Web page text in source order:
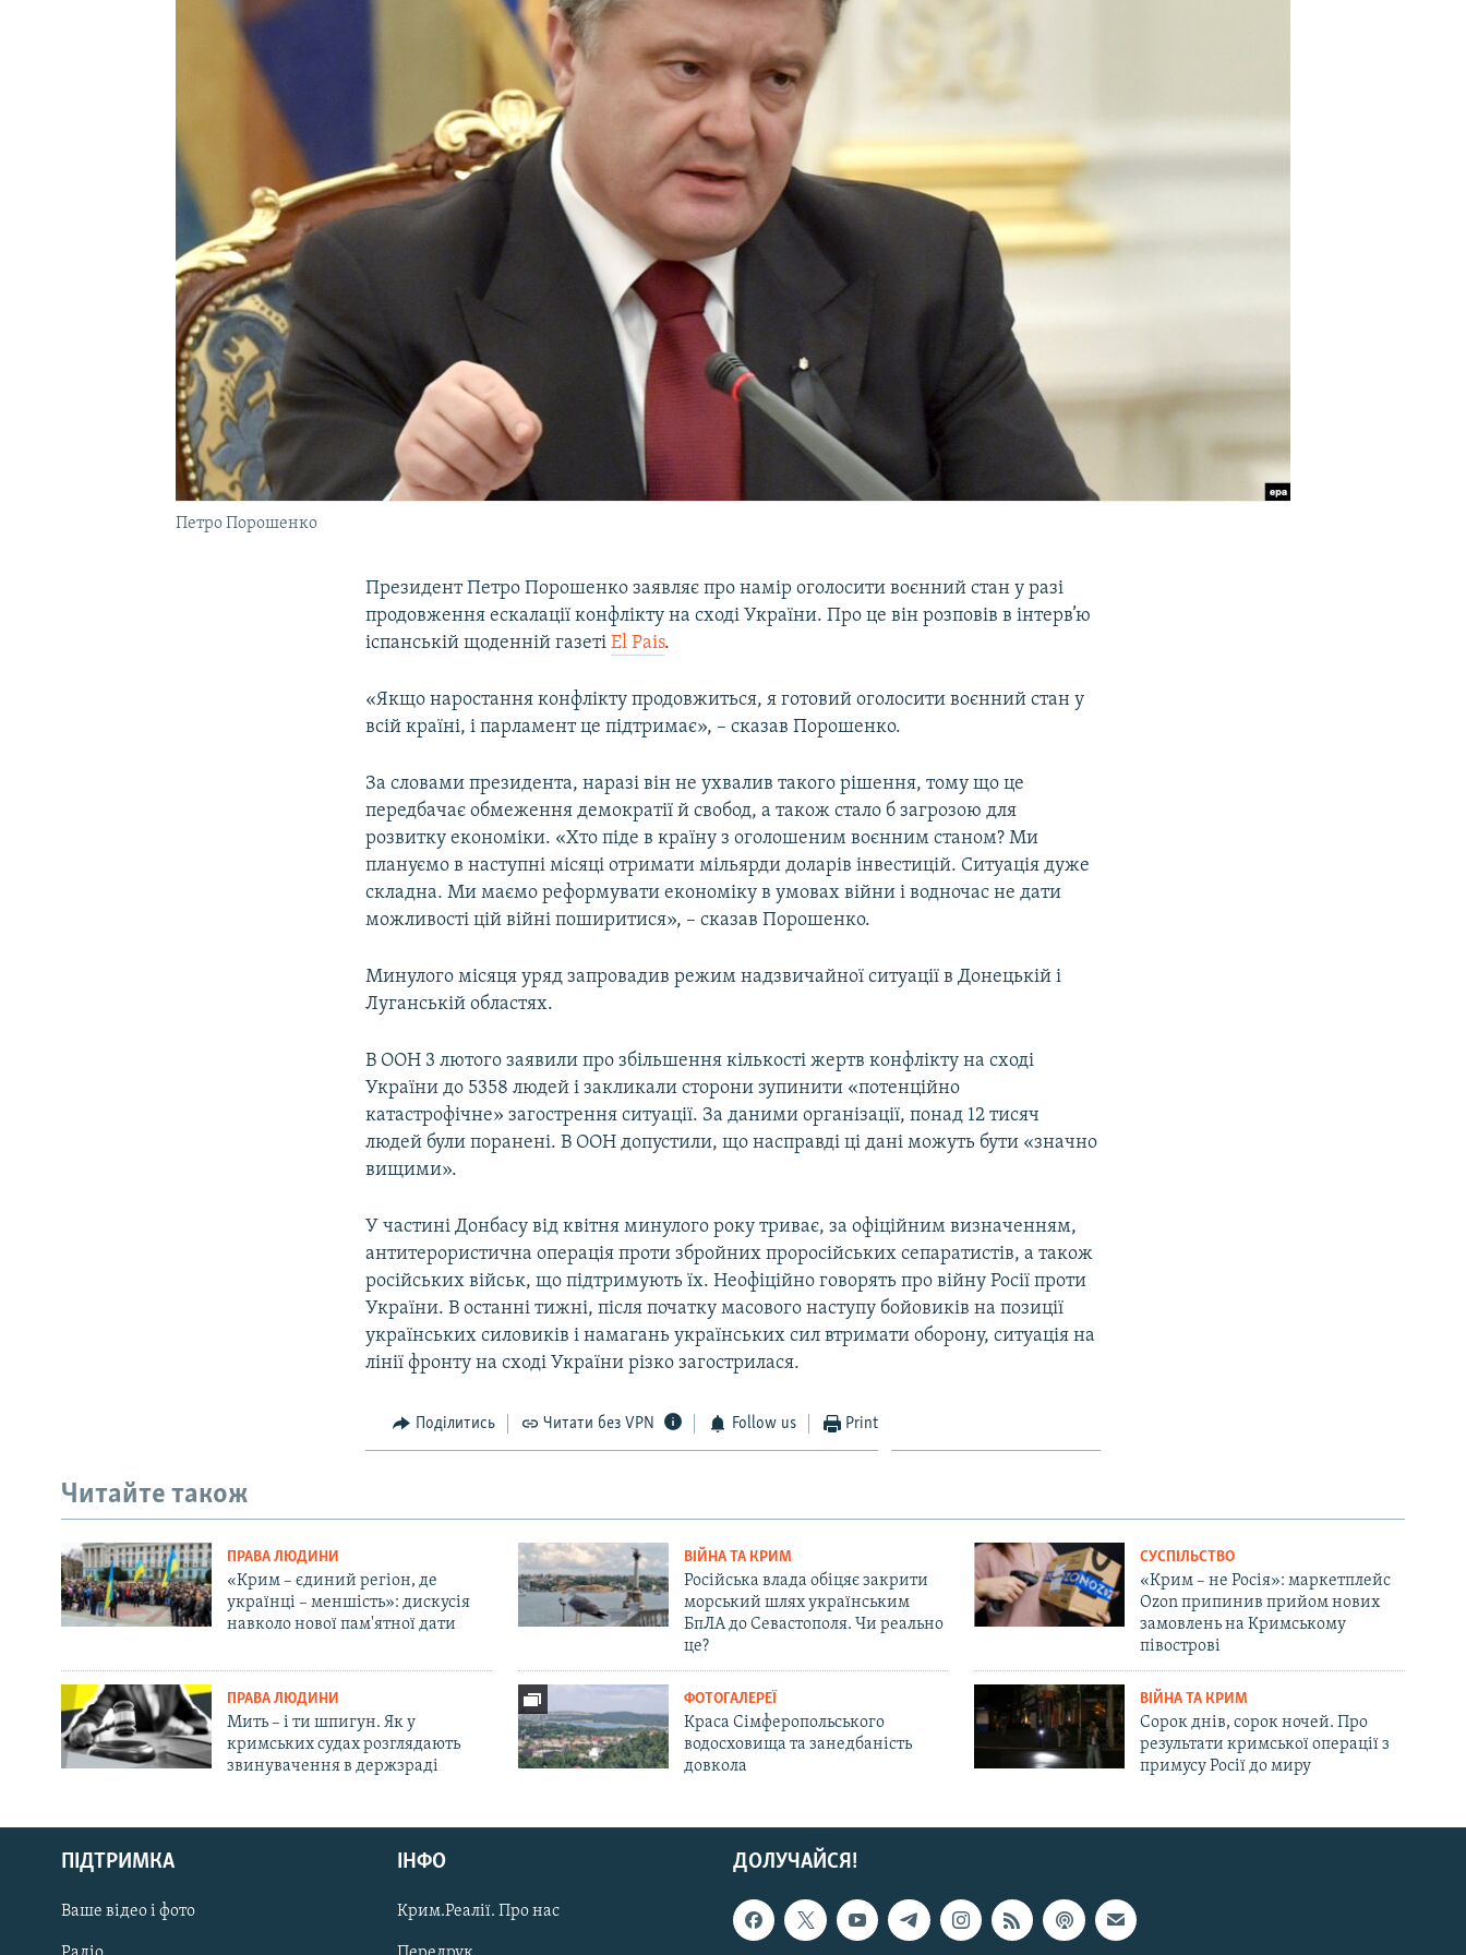
Русский
Qırımtatar
ДОЛУЧАЙСЯ!
Петро Порошенко
Президент Петро Порошенко заявляє про намір оголосити воєнний стан у разі
продовження ескалації конфлікту на сході України. Про це він розповів в інтерв’ю
іспанській щоденній газетіEl Pais.
«Якщо наростання конфлікту продовжиться, я готовий оголосити воєнний стан у
всій країні, і парламент це підтримає», – сказав Порошенко.
За словами президента, наразі він не ухвалив такого рішення, тому що це
передбачає обмеження демократії й свобод, а також стало б загрозою для
розвитку економіки. «Хто піде в країну з оголошеним воєнним станом? Ми
плануємо в наступні місяці отримати мільярди доларів інвестицій. Ситуація дуже
складна. Ми маємо реформувати економіку в умовах війни і водночас не дати
можливості цій війні поширитися», – сказав Порошенко.
Минулого місяця уряд запровадив режим надзвичайної ситуації в Донецькій і
Луганській областях.
В ООН 3 лютого заявили про збільшення кількості жертв конфлікту на сході
України до 5358 людей і закликали сторони зупинити «потенційно
катастрофічне» загострення ситуації. За даними організації, понад 12 тисяч
людей були поранені. В ООН допустили, що насправді ці дані можуть бути «значно
вищими».
У частині Донбасу від квітня минулого року триває, за офіційним визначенням,
антитерористична операція проти збройних проросійських сепаратистів, а також
російських військ, що підтримують їх. Неофіційно говорять про війну Росії проти
України. В останні тижні, після початку масового наступу бойовиків на позиції
українських силовиків і намагань українських сил втримати оборону, ситуація на
лінії фронту на сході України різко загострилася.
Поділитись Читати без VPN Follow us Print
Читайте також
ПРАВА ЛЮДИНИ
«Крим – єдиний регіон, де
українці – меншість»: дискусія
навколо нової пам'ятної дати
ВІЙНА ТА КРИМ
Російська влада обіцяє закрити
морський шлях українським
БпЛА до Севастополя. Чи реально
це?
СУСПІЛЬСТВО
«Крим – не Росія»: маркетплейс
Ozon припинив прийом нових
замовлень на Кримському
півострові
ПРАВА ЛЮДИНИ
Мить – і ти шпигун. Як у
кримських судах розглядають
звинувачення в держзраді
ФОТОГАЛЕРЕЇ
Краса Сімферопольського
водосховища та занедбаність
довкола
ВІЙНА ТА КРИМ
Сорок днів, сорок ночей. Про
результати кримської операції з
примусу Росії до миру
ДОЛУЧАЙСЯ!
ПІДТРИМКА
Ваше відео і фото
ІНФО
Крим.Реалії. Про нас